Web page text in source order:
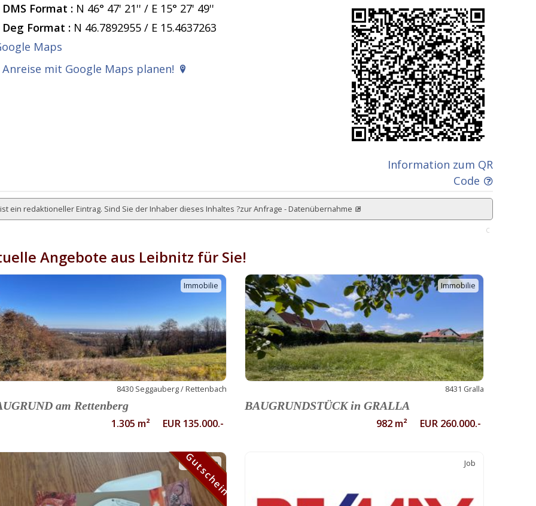
DMS Format : N 46° 47' 21'' / E 15° 27' 49''
Deg Format : N 46.7892955 / E 15.4637263
Anreise mit Google Maps planen!
Information zum QR
Code
ein redaktioneller Eintrag. Sind Sie der Inhaber dieses Inhaltes ?zur Anfrage - Datenübernahme
C
Angebote aus Leibnitz für Sie!
Immobilie
8430 Seggauberg / Rettenbach
am Rettenberg
1.305 m² EUR 135.000.-
Immobilie
8431 Gralla
BAUGRUNDSTÜCK in GRALLA
982 m² EUR 260.000.-
Gutschein
Gutschein Job